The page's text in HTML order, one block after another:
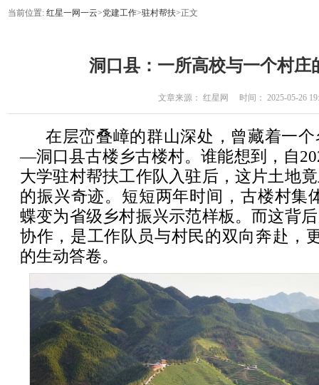
当前位置: 红星一网一云>党建工作>驻村帮扶>正文
洞口县：一所高校与一个村庄
文章来源： 红星网 时间： 2025-05-26
在层峦叠嶂的群山深处，曾藏着一
—洞口县古楼乡古楼村。谁能想到，自
大学驻村帮扶工作队入驻后，这片土地
的振兴奇迹。短短两年时间，古楼村集
蝶变为省级乡村振兴示范样板。而这背
协作，是工作队员与村民的双向奔赴，
的生动答卷。